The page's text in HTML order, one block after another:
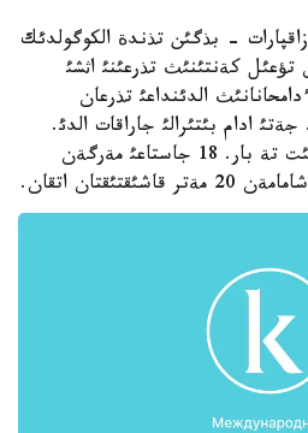
قازاقپارات - بذگئن تذندة الكوگولدئك
كةنتئنئث تذرعئنئ اثشئ
الدئنداعئ تذرعان
ادام بئتئرالئ جاراقات الدئ.
سونئث ئشئندة كذيةؤ جئگئت تة بار. 18 جاستاعئ مةرگةن
اتقان.